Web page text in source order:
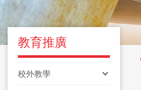
教育推廣
校外教學